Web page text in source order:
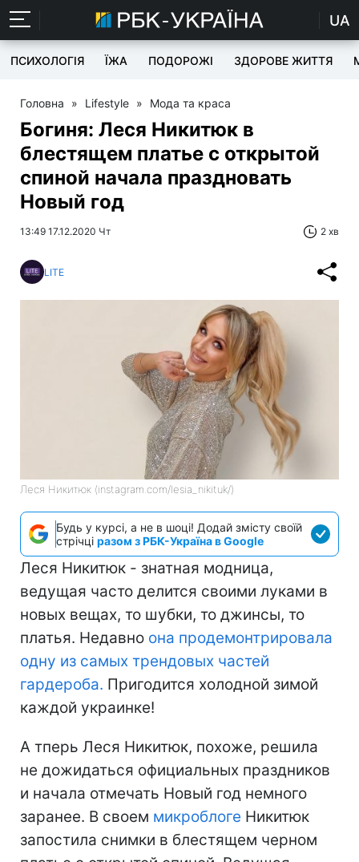
UA
ПСИХОЛОГІЯ ЇЖА ПОДОРОЖІ ЗДОРОВЕ ЖИТТЯ
Головна » Lifestyle » Мода та краса
Богиня: Леся Никитюк в
блестящем платье с открытой
спиной начала праздновать
Новый год
13:49 17.12.2020 Чт 2 хв
LITE
Леся Никитюк (instagram.com/lesia_nikituk/)
Будь у курсі, а не в шоці! Додай змісту своїй
стрічці разом з РБК-Україна в Google
Леся Никитюк - знатная модница,
ведущая часто делится своими луками в
новых вещах, то шубки, то джинсы, то
платья. Недавно она продемонтрировала
одну из самых трендовых частей
гардероба. Пригодится холодной зимой
каждой украинке!
А тперь Леся Никитюк, похоже, решила
не дожидаться официальных праздников
и начала отмечать Новый год немного
заранее. В своем микроблоге Никитюк
запостила снимки в блестящем черном